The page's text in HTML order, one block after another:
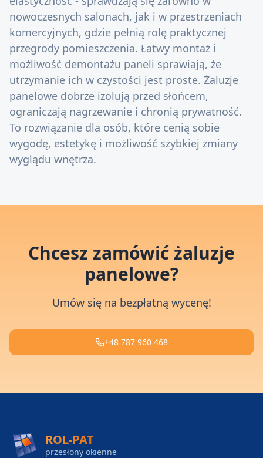
nowoczesnych salonach, jak i w przestrzeniach
komercyjnych, gdzie pełnią rolę praktycznej
przegrody pomieszczenia. Łatwy montaż i
możliwość demontażu paneli sprawiają, że
utrzymanie ich w czystości jest proste. Żaluzje
panelowe dobrze izolują przed słońcem,
ograniczają nagrzewanie i chronią prywatność.
To rozwiązanie dla osób, które cenią sobie
wygodę, estetykę i możliwość szybkiej zmiany
wyglądu wnętrza.
Chcesz zamówić żaluzje
panelowe?
Umów się na bezpłatną wycenę!
+48 787 960 468
ROL-PAT
przesłony okienne